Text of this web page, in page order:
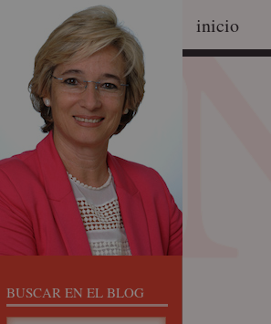
inicio
BUSCAR EN EL BLOG